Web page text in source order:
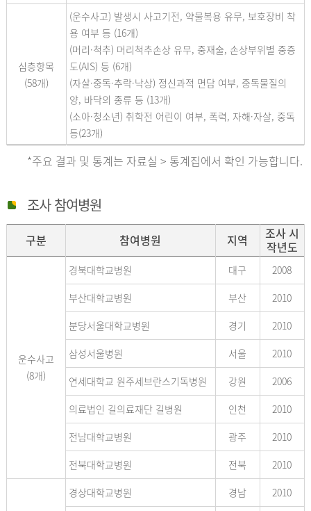
심층항목
(58개)
(운수사고) 발생시 사고기전, 약물복용 유무, 보호장비 착
용 여부 등 (16개)
(머리·척추) 머리척추손상 유무, 중재술, 손상부위별 중증
도(AIS) 등 (6개)
(자살·중독·추락·낙상) 정신과적 면담 여부, 중독물질의
양, 바닥의 종류 등 (13개)
(소아·청소년) 취학전 어린이 여부, 폭력, 자해·자살, 중독
등(23개)
*주요 결과 및 통계는 자료실 > 통계집에서 확인 가능합니다.
조사 참여병원
구분 참여병원 지역
조사 시
작년도
운수사고
(8개)
경북대학교병원 대구
2008
부산대학교병원
부산
2010
분당서울대학교병원
경기
2010
삼성서울병원
서울
2010
연세대학교 원주세브란스기독병원
강원
2006
의료법인 길의료재단 길병원
인천
2010
전남대학교병원
광주
2010
전북대학교병원
전북 2010
경상대학교병원 경남
2010